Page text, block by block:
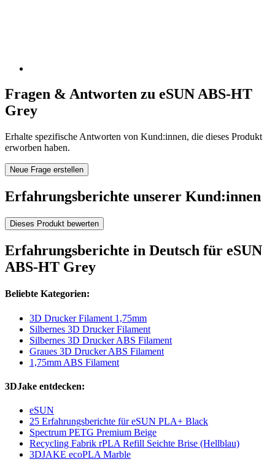
Fragen & Antworten zu eSUN ABS-HT
Grey
Erhalte spezifische Antworten von Kund:innen, die dieses Produkt
erworben haben.
Neue Frage erstellen
Erfahrungsberichte unserer Kund:innen
Dieses Produkt bewerten
Erfahrungsberichte in Deutsch für eSUN
ABS-HT Grey
Beliebte Kategorien:
3D Drucker Filament 1,75mm
Silbernes 3D Drucker Filament
Silbernes 3D Drucker ABS Filament
Graues 3D Drucker ABS Filament
1,75mm ABS Filament
3DJake entdecken:
eSUN
25 Erfahrungsberichte für eSUN PLA+ Black
Spectrum PETG Premium Beige
Recycling Fabrik rPLA Refill Seichte Brise (Hellblau)
3DJAKE ecoPLA Marble